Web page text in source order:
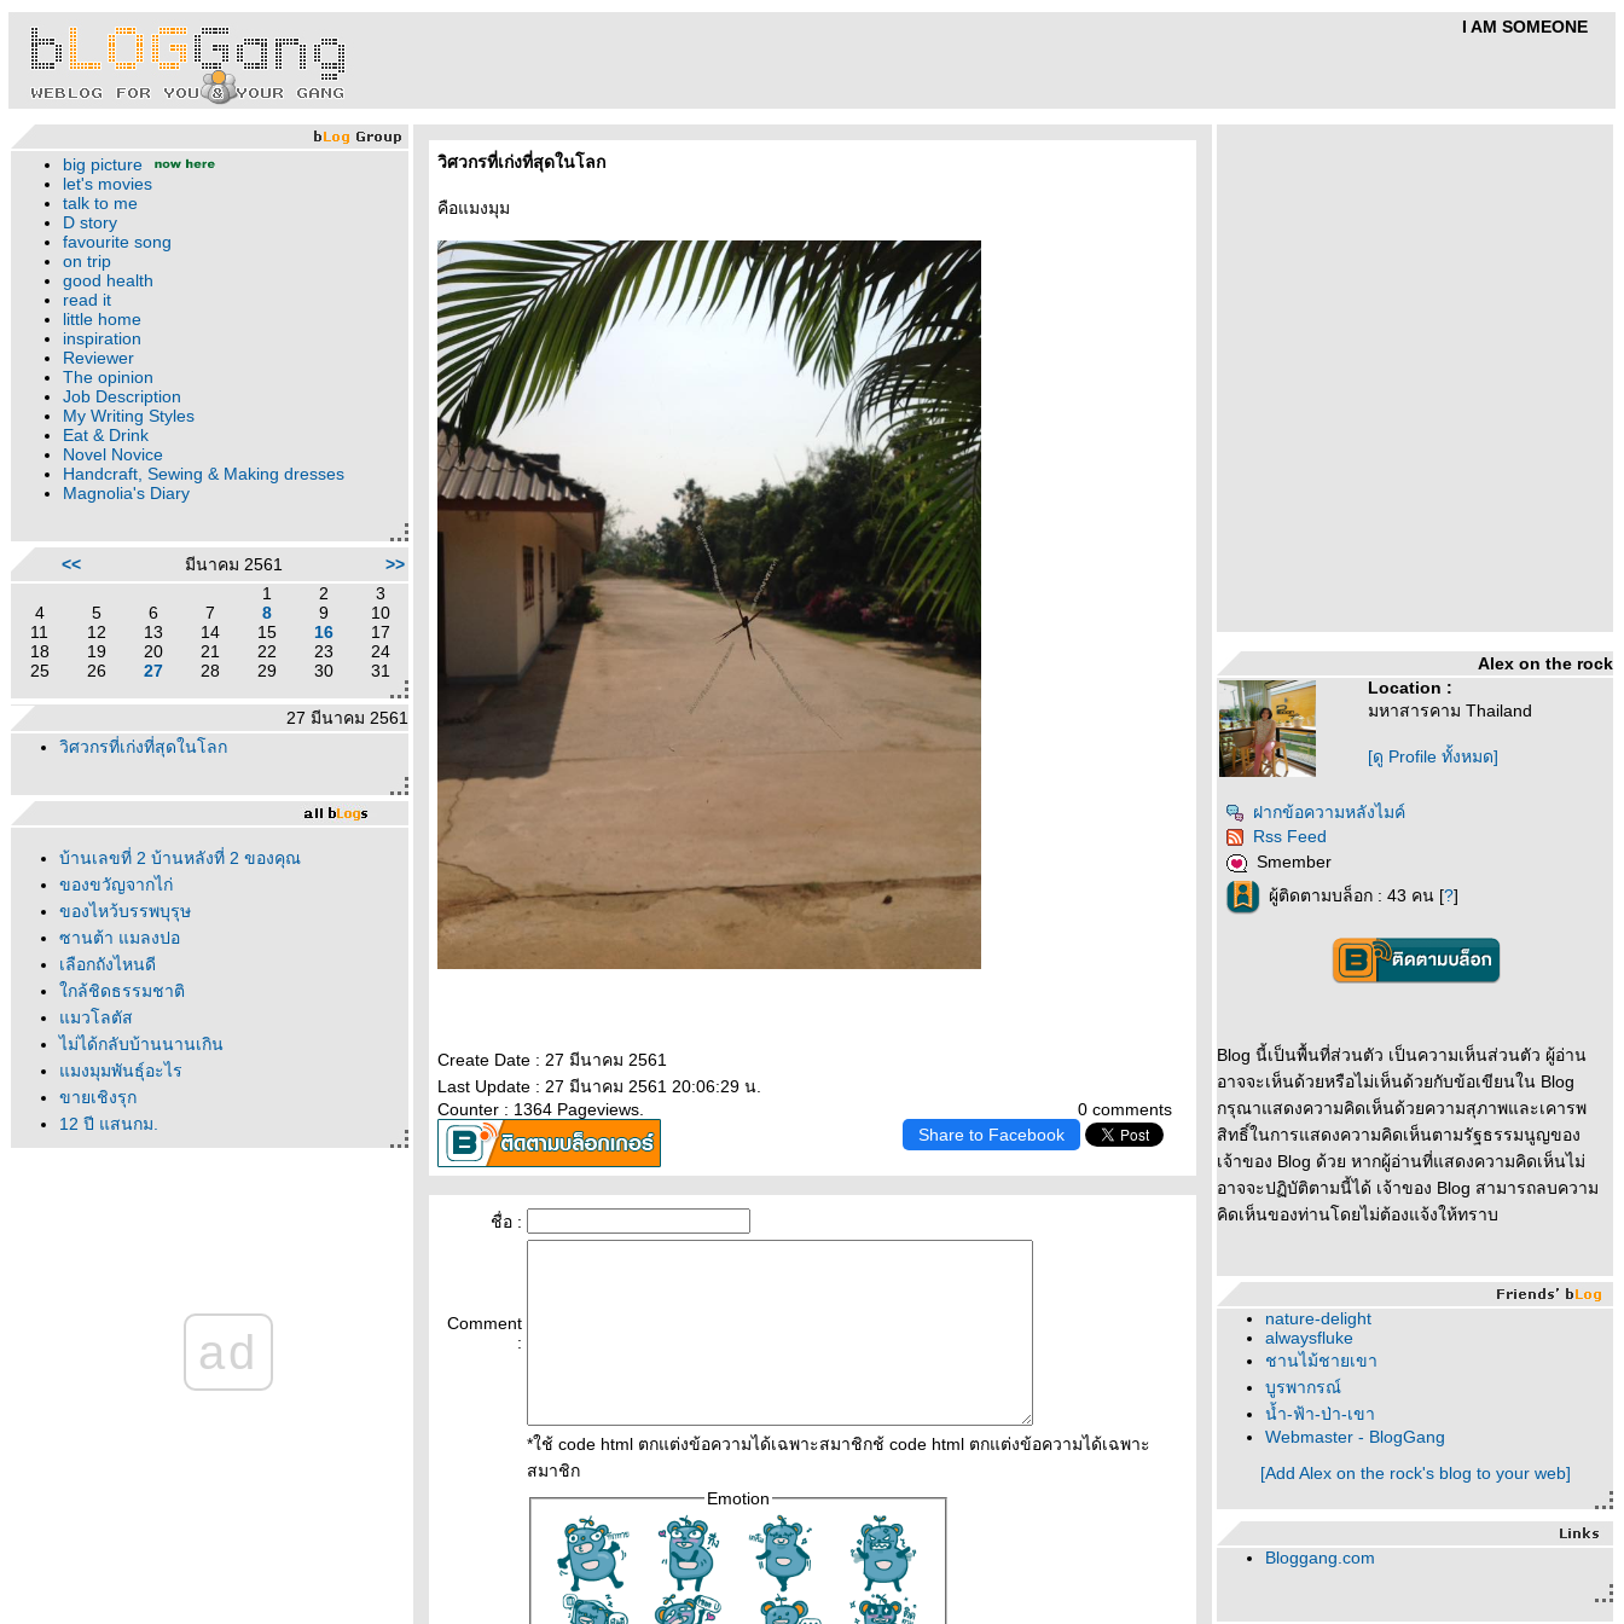
I AM SOMEONE
big picture
let's movies
talk to me
D story
favourite song
on trip
good health
read it
little home
inspiration
Reviewer
The opinion
Job Description
My Writing Styles
Eat & Drink
Novel Novice
Handcraft, Sewing & Making dresses
Magnolia's Diary
<< มีนาคม 2561
>>
1
2
3
4
5 6 7 8 9
10
11
12 13 14 15 16
17
18
19 20 21 22 23
24
25
26 27 28 29 30 31
27 มีนาคม 2561
วิศวกรที่เก่งที่สุดในโลก
บ้านเลขที่ 2 บ้านหลังที่ 2 ของคุณ
ของขวัญจากไก่
ของไหว้บรรพบุรุษ
ซานต้า แมลงปอ
เลือกถังไหนดี
กล้ชิดธรรมชาติ
มวโลตัส
ไม่ได้กลับบ้านนานเกิน
มงมุมพันธุ์อะไร
ขายเชิงรุก
12 ปี แสนกม.
จำตัวเองไม่ได้
พาหนะช่วงน้ำท่วม
ad
วิศวกรที่เก่งที่สุดในโลก
คือแมงมุม
Create Date : 27 มีนาคม 2561
Last Update : 27 มีนาคม 2561 20:06:29 น.
0 comments
Counter : 1364 Pageviews.
Share to Facebook
ชื่อ :
Comment
:
*ใช้ code html ตกแต่งข้อความได้เฉพาะสมาชิกช้ code html ตกแต่งข้อความได้เฉพาะ
สมาชิก
Emotion
Alex on the rock
Location :
มหาสารคาม Thailand
[ดู Profile ทั้งหมด]
ฝากข้อความหลังไมค์
Rss Feed
Smember
ผู้ติดตามบล็อก : 43 คน [?]
Blog นี้เป็นพื้นที่ส่วนตัว เป็นความเห็นส่วนตัว ผู้อ่าน
อาจจะเห็นด้วยหรือไม่เห็นด้วยกับข้อเขียนใน Blog
กรุณาแสดงความคิดเห็นด้วยความสุภาพและเคารพ
สิทธิ์ในการแสดงความคิดเห็นตามรัฐธรรมนูญของ
เจ้าของ Blog ด้วย หากผู้อ่านที่แสดงความคิดเห็นไม่
อาจจะปฏิบัติตามนี้ได้ เจ้าของ Blog สามารถลบความ
คิดเห็นของท่านโดยไม่ต้องแจ้งให้ทราบ
nature-delight
alwaysfluke
ชานไม้ชายเขา
บูรพากรณ์
น้ำ-ฟ้า-ป่า-เขา
Webmaster - BlogGang
[Add Alex on the rock's blog to your web]
Bloggang.com